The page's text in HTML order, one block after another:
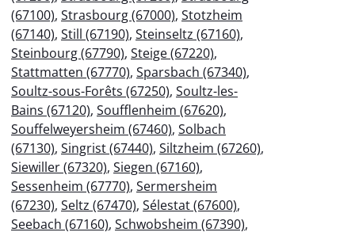
(67100), Strasbourg (67000), Stotzheim
(67140), Still (67190), Steinseltz (67160),
Steinbourg (67790), Steige (67220),
Stattmatten (67770), Sparsbach (67340),
Soultz-sous-Forêts (67250), Soultz-les-
Bains (67120), Soufflenheim (67620),
Souffelweyersheim (67460), Solbach
(67130), Singrist (67440), Siltzheim (67260),
Siewiller (67320), Siegen (67160),
Sessenheim (67770), Sermersheim
(67230), Seltz (67470), Sélestat (67600),
Seebach (67160), Schwobsheim (67390),